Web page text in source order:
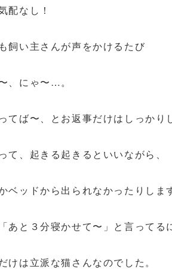
配なし！
飼い主さんが声をかけるたび
、にゃ〜…。
てば〜、とお返事だけはしっかり
て、起きる起きるといいながら、
ベッドから出られなかったりしま
あと３分寝かせて〜」と言ってる
けは立派な猫さんなのでした。